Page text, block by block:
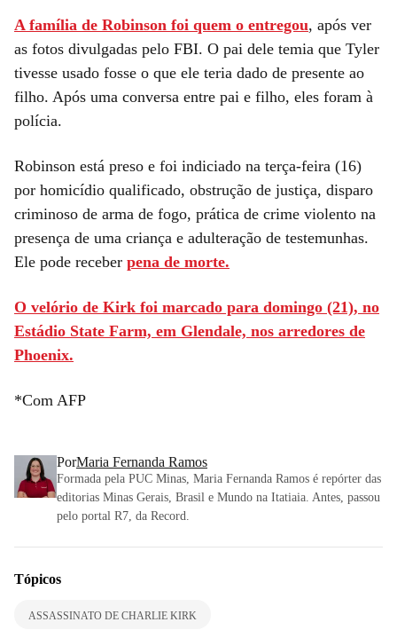
A família de Robinson foi quem o entregou, após ver
as fotos divulgadas pelo FBI. O pai dele temia que Tyler
tivesse usado fosse o que ele teria dado de presente ao
filho. Após uma conversa entre pai e filho, eles foram à
polícia.
Robinson está preso e foi indiciado na terça-feira (16)
por homicídio qualificado, obstrução de justiça, disparo
criminoso de arma de fogo, prática de crime violento na
presença de uma criança e adulteração de testemunhas.
Ele pode receber pena de morte.
O velório de Kirk foi marcado para domingo (21), no
Estádio State Farm, em Glendale, nos arredores de
Phoenix.
*Com AFP
PorMaria Fernanda Ramos
Formada pela PUC Minas, Maria Fernanda Ramos é repórter das
editorias Minas Gerais, Brasil e Mundo na Itatiaia. Antes, passou
pelo portal R7, da Record.
Tópicos
ASSASSINATO DE CHARLIE KIRK